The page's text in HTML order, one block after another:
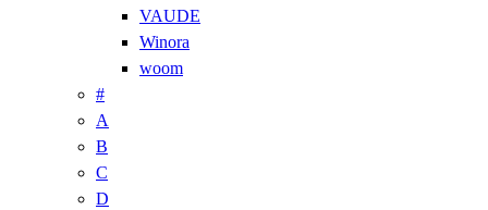
VAUDE
Winora
woom
#
A
B
C
D